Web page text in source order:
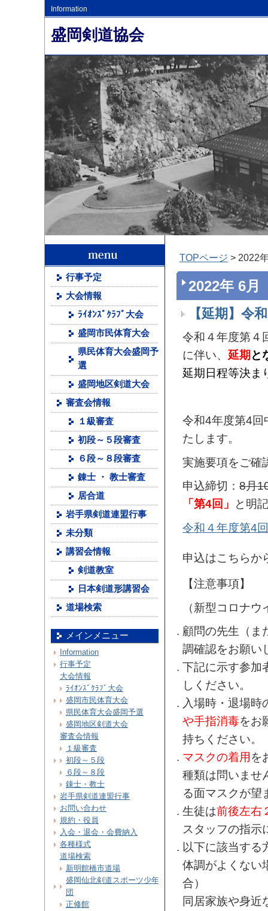
Information
盛岡剣道協会
TOPページ > 2022
2022年 6月
【延期】令
令和４年度第４
に伴い、 延期 と
延期日程等決ま
令和4年度第4回
たします。
実施要項をご確
申込締切： 8月
「第4回」
と明
令和４年度第4
申込はこちら
【注意事項】
（新型コロナ
顧問の先生（ま
調確認をお願い
下記に示す参加
しください。
入場時・退場時
や手指消毒をお
持ちください。
マスクの着用 を
種類は問いませ
る面マスクが望
生徒は前後左右
スタッフの指示
以下に該当する
体調がよくない
合）
同居家族や身近
行事予定
大会情報
ﾗｲｵﾝｽﾞｸﾗﾌﾞ大会
盛岡市民体育大会
県民体育大会盛岡予
選
盛岡地区剣道大会
審査会情報
１級審査
初段～５段審査
６段～８段審査
錬士 ・ 教士審査
居合道
岩手県剣道連盟行事
未分類
講習会情報
剣道教室
日本剣道形講習会
道場検索
メインメニュー
Information
行事予定
大会情報
ﾗｲｵﾝｽﾞｸﾗﾌﾞ大会
盛岡市民体育大会
県民体育大会盛岡予選
盛岡地区剣道大会
審査会情報
１級審査
初段～５段
６段～８段
錬士・教士
岩手県剣道連盟行事
お問い合わせ
規約・役員
入会・退会・会費納入
各種様式
道場検索
新明館橋市道場
盛岡仙北剣道スポーツ少年
団
正修館